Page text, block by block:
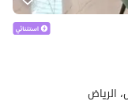
الرياض